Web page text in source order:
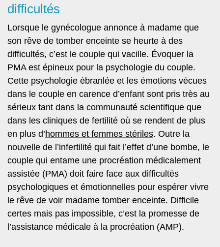
difficultés
Lorsque le gynécologue annonce à madame que
son rêve de tomber enceinte se heurte à des
difficultés, c’est le couple qui vacille. Évoquer la
PMA est épineux pour la psychologie du couple.
Cette psychologie ébranlée et les émotions vécues
dans le couple en carence d’enfant sont pris très au
sérieux tant dans la communauté scientifique que
dans les cliniques de fertilité où se rendent de plus
en plus d’hommes et femmes stériles. Outre la
nouvelle de l’infertilité qui fait l’effet d’une bombe, le
couple qui entame une procréation médicalement
assistée (PMA) doit faire face aux difficultés
psychologiques et émotionnelles pour espérer vivre
le rêve de voir madame tomber enceinte. Difficile
certes mais pas impossible, c’est la promesse de
l’assistance médicale à la procréation (AMP).